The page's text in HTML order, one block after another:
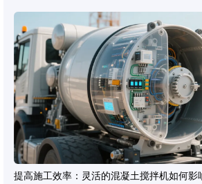
提高施工效率：灵活的混凝土搅拌机如何影